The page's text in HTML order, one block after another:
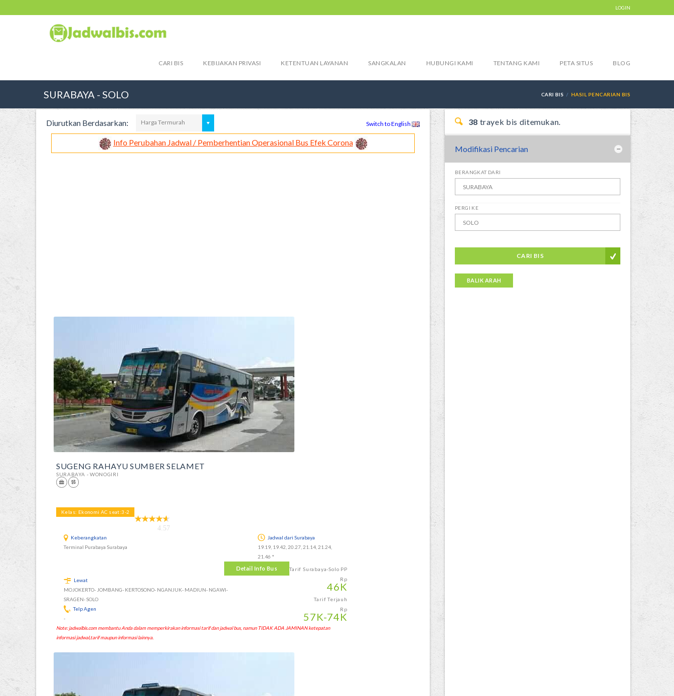
LOGIN
CARI BIS KEBIJAKAN PRIVASI KETENTUAN LAYANAN SANGKALAN HUBUNGI KAMI TENTANG KAMI PETA SITUS BLOG
SURABAYA - SOLO CARI BIS HASIL PENCARIAN BIS
Diurutkan Berdasarkan: Harga Termurah Switch to English
Info Perubahan Jadwal / Pemberhentian Operasional Bus Efek Corona
SUGENG RAHAYU SUMBER SELAMET
SURABAYA - WONOGIRI
Kelas: Ekonomi AC seat:3-2
4.57
Keberangkatan
Terminal Purabaya Surabaya
Jadwal dari Surabaya
19.19, 19.42, 20.27, 21.14, 21.24,
21.46 *
Tarif Surabaya-Solo PP
Rp
46K
Tarif Terjauh
Rp
57K-74K
Detail Info Bus
Lewat
MOJOKERTO- JOMBANG- KERTOSONO- NGANJUK- MADIUN- NGAWI-
SRAGEN- SOLO
Telp Agen
-
Note: jadwalbis.com membantu Anda dalam memperkirakan informasi tarif dan jadwal bus, namun TIDAK ADA JAMINAN ketepatan
informasi jadwal,tarif maupun informasi lainnya.
38 trayek bis ditemukan.
Modifikasi Pencarian
BERANGKAT DARI
PERGI KE
CARI BIS
BALIK ARAH